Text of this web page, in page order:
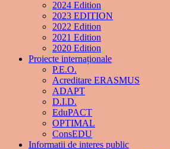
2024 Edition
2023 EDITION
2022 Edition
2021 Edition
2020 Edition
Proiecte internaționale
P.E.O.
Acreditare ERASMUS
ADAPT
D.I.D.
EduPACT
OPTIMAL
ConsEDU
Informatii de interes public